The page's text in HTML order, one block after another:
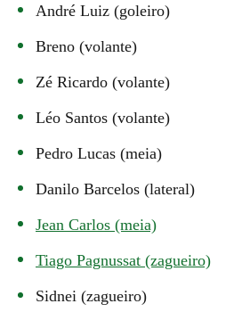
André Luiz (goleiro)
Breno (volante)
Zé Ricardo (volante)
Léo Santos (volante)
Pedro Lucas (meia)
Danilo Barcelos (lateral)
Jean Carlos (meia)
Tiago Pagnussat (zagueiro)
Sidnei (zagueiro)